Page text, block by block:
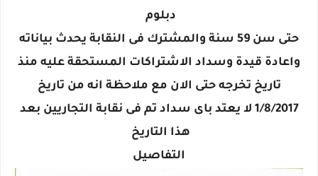
دبلوم
حتى سن 59 سنة والمشترك فى النقابة يحدث بياناته
واعادة قيدة وسداد الاشتراكات المستحقة عليه منذ
تاريخ تخرجه حتى الان مع ملاحظة انه من تاريخ
1/8/2017 لا يعتد باى سداد تم فى نقابة التجاريين بعد
هذا التاريخ
التفاصيل